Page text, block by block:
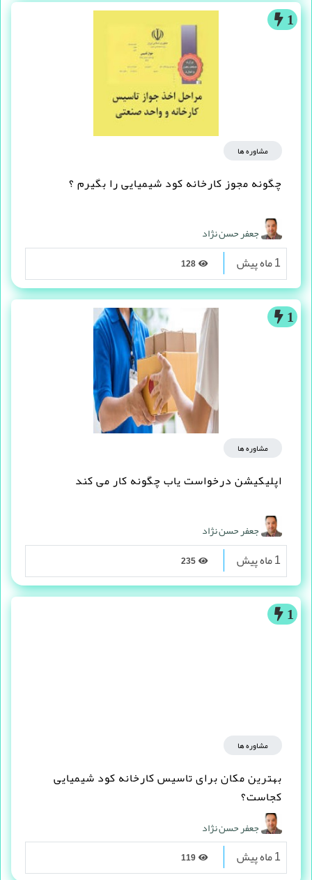
1
مشاوره ها
چگونه مجوز کارخانه کود شیمیایی را بگیرم ؟
جعفر حسن نژاد
1 ماه پیش
1
مشاوره ها
اپلیکیشن درخواست یاب چگونه کار می کند
جعفر حسن نژاد
1 ماه پیش
1
مشاوره ها
بهترین مکان برای تاسیس کارخانه کود شیمیایی
کجاست؟
جعفر حسن نژاد
1 ماه پیش